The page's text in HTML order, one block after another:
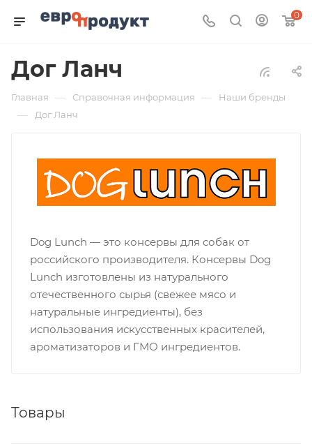
0
Дог Ланч
Главная — Справочная информация — Наши бренды
— Дог Ланч
Dog Lunch — это консервы для собак от
российского производителя. Консервы Dog
Lunch изготовлены из натурального
отечественного сырья (свежее мясо и
натуральные ингредиенты), без
использования искусственных красителей,
ароматизаторов и ГМО ингредиентов.
Товары